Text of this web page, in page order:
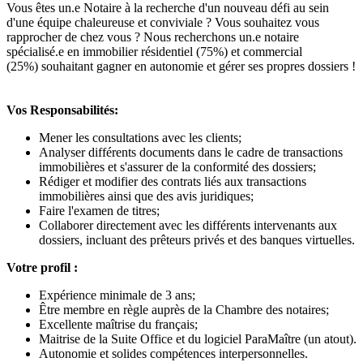
Vous êtes un.e Notaire à la recherche d'un nouveau défi au sein
d'une équipe chaleureuse et conviviale ? Vous souhaitez vous
rapprocher de chez vous ? Nous recherchons un.e notaire
spécialisé.e en immobilier résidentiel (75%) et commercial
(25%) souhaitant gagner en autonomie et gérer ses propres dossiers !
Vos Responsabilités:
Mener les consultations avec les clients;
Analyser différents documents dans le cadre de transactions
immobilières et s'assurer de la conformité des dossiers;
Rédiger et modifier des contrats liés aux transactions
immobilières ainsi que des avis juridiques;
Faire l'examen de titres;
Collaborer directement avec les différents intervenants aux
dossiers, incluant des prêteurs privés et des banques virtuelles.
Votre profil :
Expérience minimale de 3 ans;
Être membre en règle auprès de la Chambre des notaires;
Excellente maîtrise du français;
Maitrise de la Suite Office et du logiciel ParaMaître (un atout).
Autonomie et solides compétences interpersonnelles.